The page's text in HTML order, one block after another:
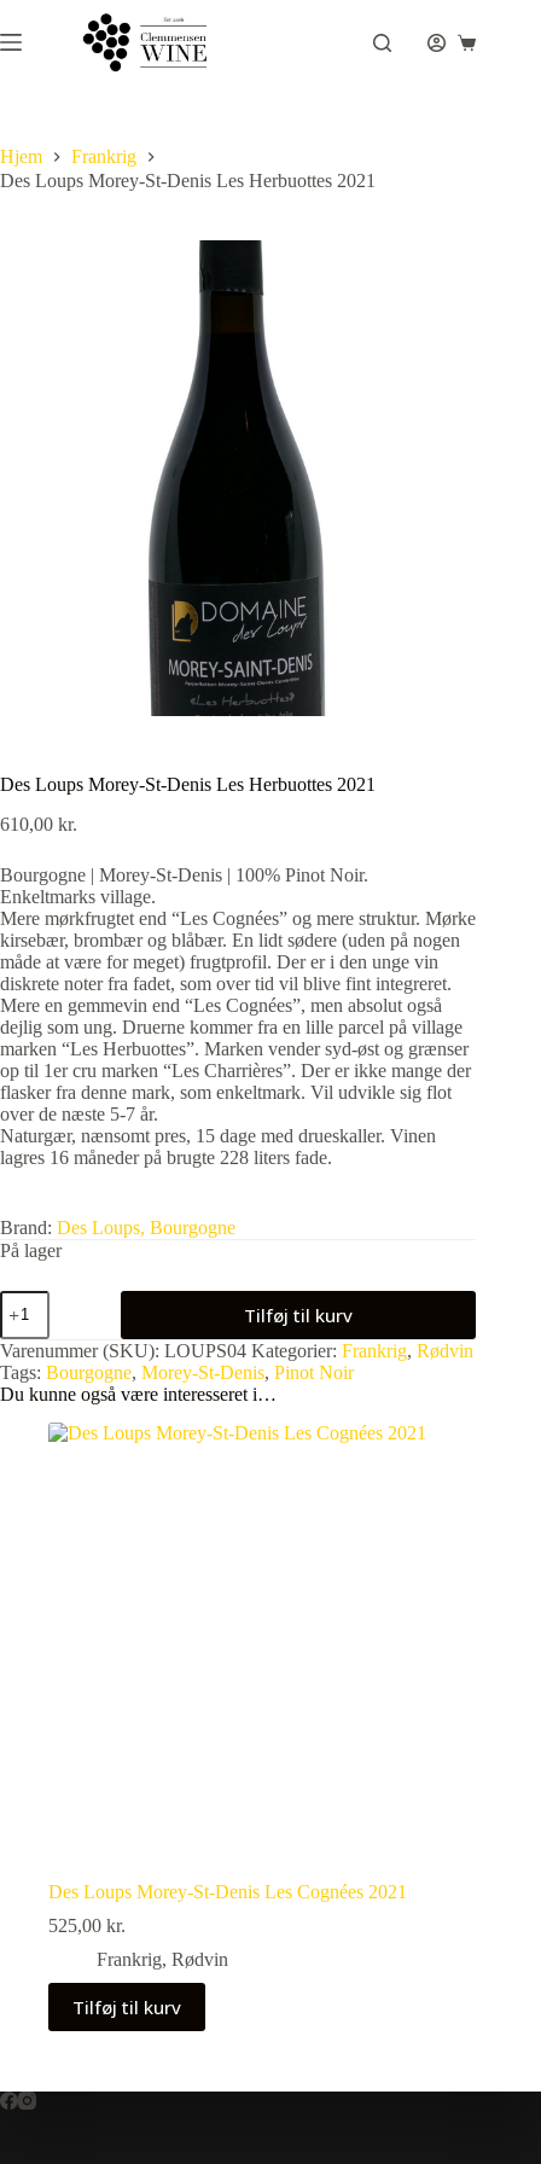
til
indhold
Hjem
Frankrig
Des Loups Morey-St-Denis Les Herbuottes 2021
Des Loups Morey-St-Denis Les Herbuottes 2021
610,00 kr.
Bourgogne | Morey-St-Denis | 100% Pinot Noir.
Enkeltmarks village.
Mere mørkfrugtet end “Les Cognées” og mere struktur. Mørke
kirsebær, brombær og blåbær. En lidt sødere (uden på nogen
måde at være for meget) frugtprofil. Der er i den unge vin
diskrete noter fra fadet, som over tid vil blive fint integreret.
Mere en gemmevin end “Les Cognées”, men absolut også
dejlig som ung. Druerne kommer fra en lille parcel på village
marken “Les Herbuottes”. Marken vender syd-øst og grænser
op til 1er cru marken “Les Charrières”. Der er ikke mange der
flasker fra denne mark, som enkeltmark. Vil udvikle sig flot
over de næste 5-7 år.
Naturgær, nænsomt pres, 15 dage med drueskaller. Vinen
lagres 16 måneder på brugte 228 liters fade.
Brand: Des Loups, Bourgogne
På lager
Des
Loups
Morey-
St-
Denis
Les
Herbuottes
Tilføj til kurv
Varenummer (SKU): LOUPS04 Kategorier: Frankrig, Rødvin
Tags: Bourgogne, Morey-St-Denis, Pinot Noir
Du kunne også være interesseret i…
Des Loups Morey-St-Denis Les Cognées 2021
525,00 kr.
Frankrig, Rødvin
Tilføj til kurv